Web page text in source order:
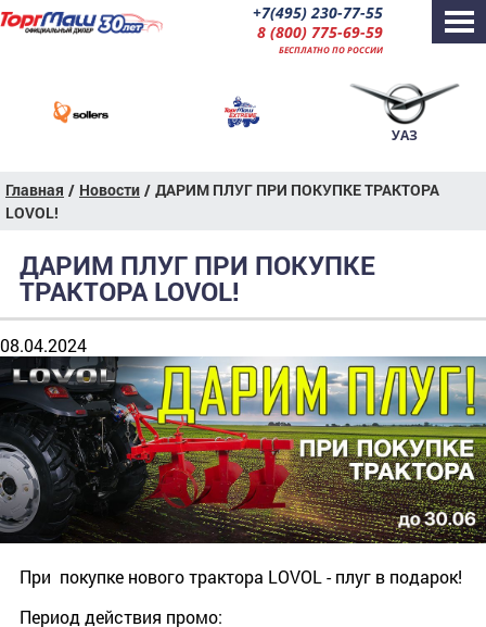
+7(495) 230-77-55
8 (800) 775-69-59
БЕСПЛАТНО ПО РОССИИ
УАЗ
Главная / Новости / ДАРИМ ПЛУГ ПРИ ПОКУПКЕ ТРАКТОРА
LOVOL!
ДАРИМ ПЛУГ ПРИ ПОКУПКЕ
ТРАКТОРА LOVOL!
08.04.2024
При покупке нового трактора LOVOL - плуг в подарок!
Период действия промо: